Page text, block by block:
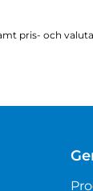
pris- och